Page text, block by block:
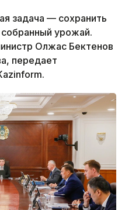
задача — сохранить
урожай.
Олжас Бектенов
передает